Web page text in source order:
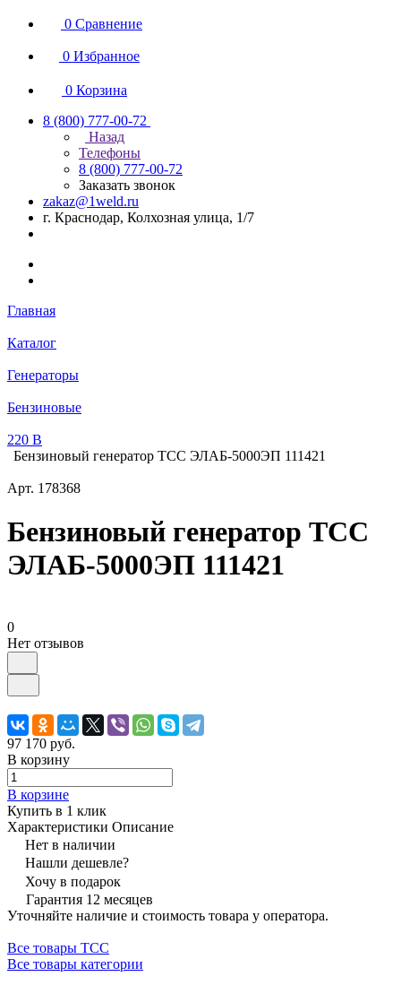
0 Сравнение
0 Избранное
0 Корзина
8 (800) 777-00-72
Назад
Телефоны
8 (800) 777-00-72
Заказать звонок
zakaz@1weld.ru
г. Краснодар, Колхозная улица, 1/7
Главная
Каталог
Генераторы
Бензиновые
220 В
Бензиновый генератор ТСС ЭЛАБ-5000ЭП 111421
Арт. 178368
Бензиновый генератор ТСС
ЭЛАБ-5000ЭП 111421
0
Нет отзывов
97 170 руб.
В корзину
В корзине
Купить в 1 клик
Характеристики Описание
Нет в наличии
Нашли дешевле?
Хочу в подарок
Гарантия 12 месяцев
Уточняйте наличие и стоимость товара у оператора.
Все товары ТСС
Все товары категории